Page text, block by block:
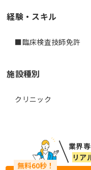
経験・スキル
■臨床検査技師免許
施設種別
クリニック
業界
リア